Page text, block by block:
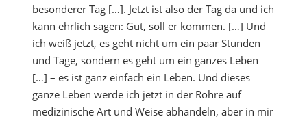
besonderer Tag […]. Jetzt ist also der Tag da und ich
kann ehrlich sagen: Gut, soll er kommen. […] Und
ich weiß jetzt, es geht nicht um ein paar Stunden
und Tage, sondern es geht um ein ganzes Leben
[…] – es ist ganz einfach ein Leben. Und dieses
ganze Leben werde ich jetzt in der Röhre auf
medizinische Art und Weise abhandeln, aber in mir